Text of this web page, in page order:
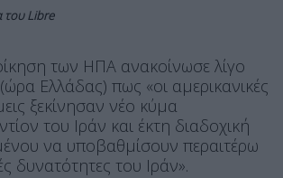
του Libre
των ΗΠΑ ανακοίνωσε λίγο
Ελλάδας) πως «οι αμερικανικές
ξεκίνησαν νέο κύμα
του Ιράν και έκτη διαδοχική
να υποβαθμίσουν περαιτέρω
δυνατότητες του Ιράν».